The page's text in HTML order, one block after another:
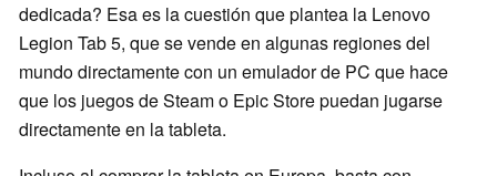
dedicada? Esa es la cuestión que plantea la Lenovo
Legion Tab 5, que se vende en algunas regiones del
mundo directamente con un emulador de PC que hace
que los juegos de Steam o Epic Store puedan jugarse
directamente en la tableta.